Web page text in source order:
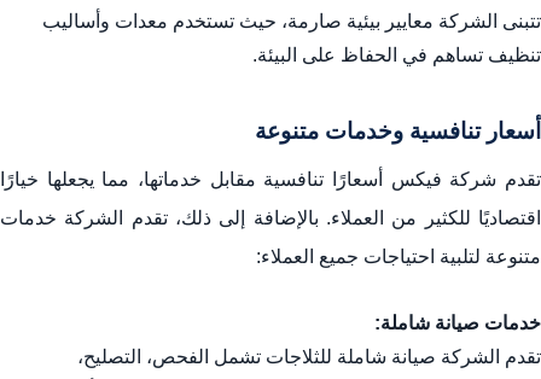
تتبنى الشركة معايير بيئية صارمة، حيث تستخدم معدات وأساليب
تنظيف تساهم في الحفاظ على البيئة.
أسعار تنافسية وخدمات متنوعة
تقدم شركة فيكس أسعارًا تنافسية مقابل خدماتها، مما يجعلها خيارًا
اقتصاديًا للكثير من العملاء. بالإضافة إلى ذلك، تقدم الشركة خدمات
متنوعة لتلبية احتياجات جميع العملاء:
خدمات صيانة شاملة:
تقدم الشركة صيانة شاملة للثلاجات تشمل الفحص، التصليح،